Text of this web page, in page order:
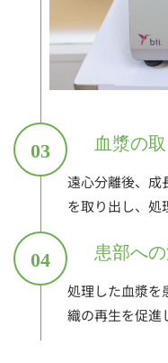
03 血漿の
遠心分離後、成
を取り出し、処
04 患部へ
処理した血漿を
織の再生を促進